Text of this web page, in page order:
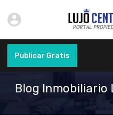
Publicar Gratis
Blog Inmobiliario